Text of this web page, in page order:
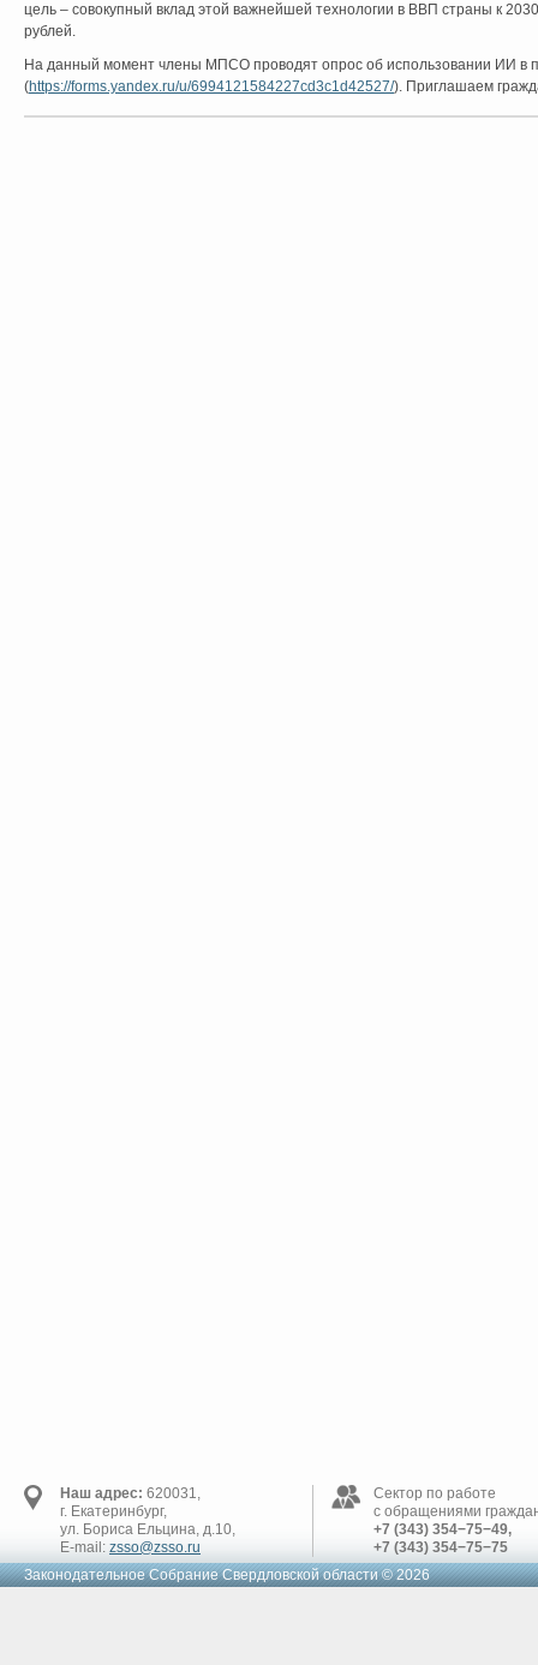
цель – совокупный вклад этой важнейшей технологии в ВВП страны к
рублей.
На данный момент члены МПСО проводят опрос об использовании ИИ в
(https://forms.yandex.ru/u/6994121584227cd3c1d42527/). Приглашаем
Наш адрес: 620031,
г. Екатеринбург,
ул. Бориса Ельцина, д.10,
E-mail: zsso@zsso.ru
Сектор по работе
с обращениями
+7 (343) 354−75−49,
+7 (343) 354−75−75
Законодательное Cобрание Свердловской области © 2026